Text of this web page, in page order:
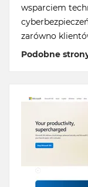
wsparciem
zarówno
Podobne